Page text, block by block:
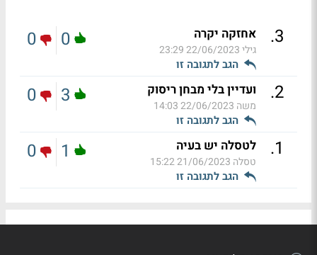
3
. אחזקה יקרה
גילי22/06/2023 23:29
הגב לתגובה זו
0
0
2
. ועדיין בלי מבחן ריסוק
משה 22/06/2023 14:03
הגב לתגובה זו
3
0
1
. לטסלה יש בעיה
טסלה 21/06/2023 15:22
הגב לתגובה זו
1
0